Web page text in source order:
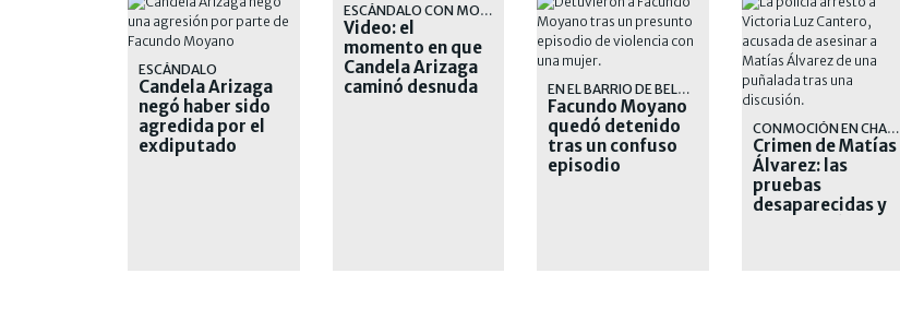
ESCÁNDALO
Candela Arizaga
negó haber sido
agredida por el
exdiputado
ESCÁNDALO CON MOYANO
Video: el
momento en que
Candela Arizaga
caminó desnuda
EN EL BARRIO DE BELGRANO
Facundo Moyano
quedó detenido
tras un confuso
episodio
CONMOCIÓN EN CHACO
Crimen de Matías
Álvarez: las
pruebas
desaparecidas y